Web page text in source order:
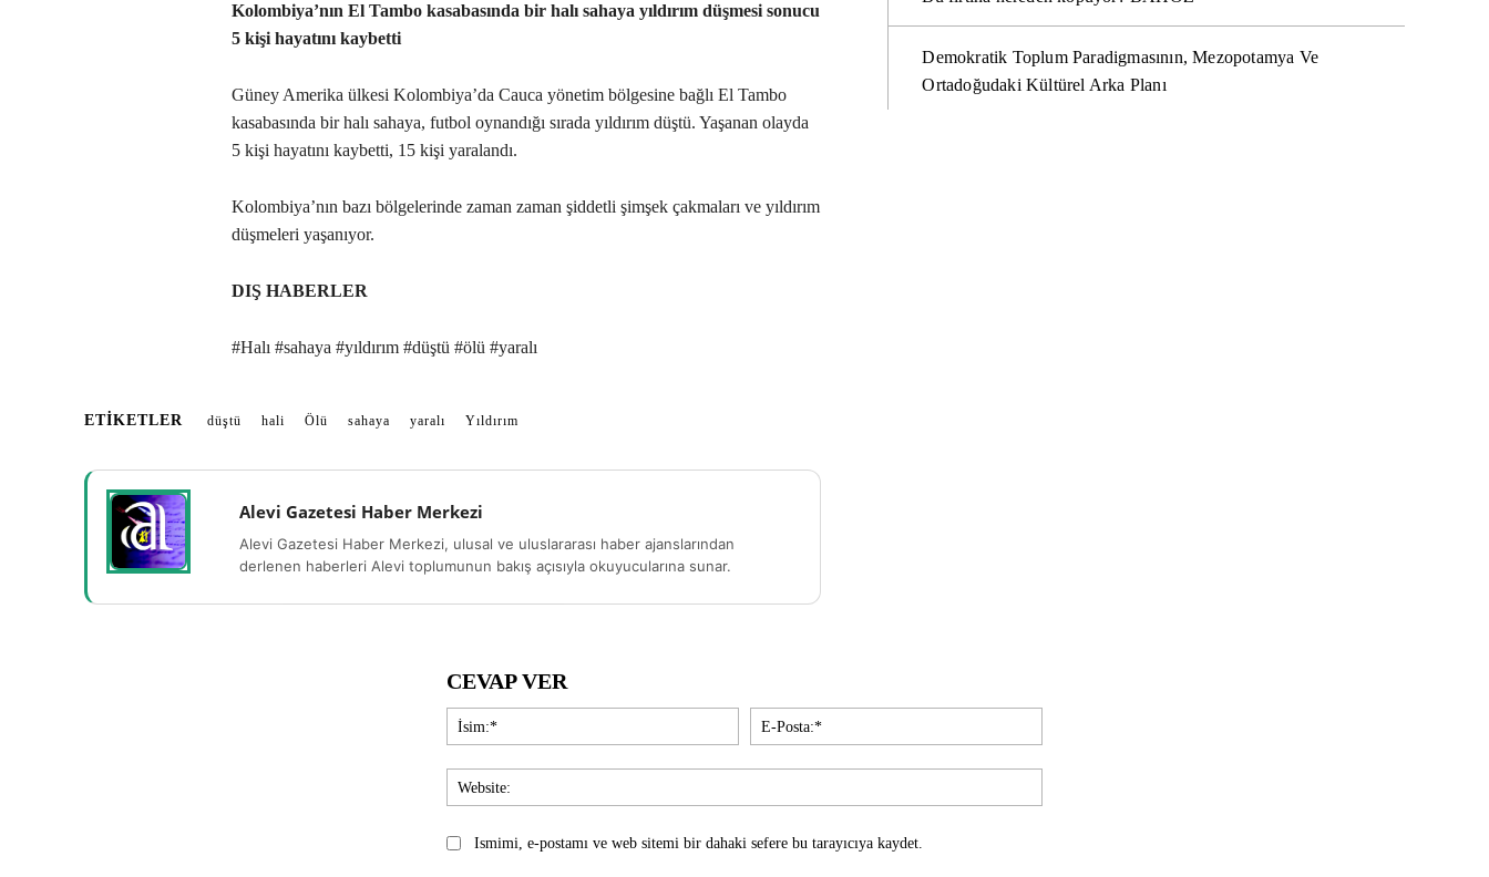
Kolombiya’nın El Tambo kasabasında bir halı sahaya yıldırım düşmesi sonucu
5 kişi hayatını kaybetti
Güney Amerika ülkesi Kolombiya’da Cauca yönetim bölgesine bağlı El Tambo
kasabasında bir halı sahaya, futbol oynandığı sırada yıldırım düştü. Yaşanan olayda
5 kişi hayatını kaybetti, 15 kişi yaralandı.
Kolombiya’nın bazı bölgelerinde zaman zaman şiddetli şimşek çakmaları ve yıldırım
düşmeleri yaşanıyor.
DIŞ HABERLER
#Halı #sahaya #yıldırım #düştü #ölü #yaralı
ETIKETLER düştü hali Ölü sahaya yaralı Yıldırım
Alevi Gazetesi Haber Merkezi
Alevi Gazetesi Haber Merkezi, ulusal ve uluslararası haber ajanslarından
derlenen haberleri Alevi toplumunun bakış açısıyla okuyucularına sunar.
Demokratik Toplum Paradigmasının, Mezopotamya Ve
Ortadoğudaki Kültürel Arka Planı
CEVAP VER
İsim:*
Posta:*
Ismimi, e-postamı ve web sitemi bir dahaki sefere bu tarayıcıya kaydet.